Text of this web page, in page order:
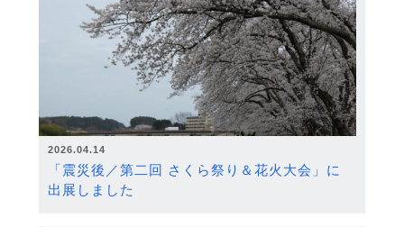
2026.04.14
「震災後／第二回 さくら祭り＆花火大会」に
出展しました